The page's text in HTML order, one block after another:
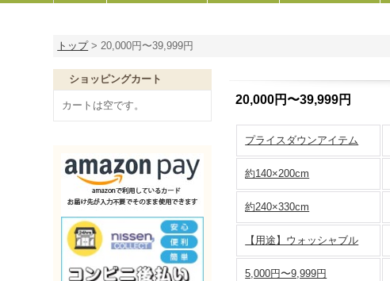
トップ > 20,000円〜39,999円
ショッピングカート
カートは空です。 20,000円〜39,999円
プライスダウンアイテム
約140×200cm
約240×330cm
【用途】ウォッシャブル
5,000円〜9,999円